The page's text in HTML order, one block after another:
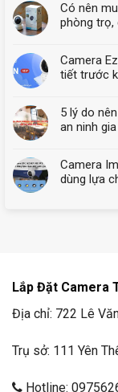
Có nên
phòng trọ,
Camera
tiết trước
5 lý do
an ninh
Camera
dùng lựa
Lắp Đặt Camera
Địa chỉ: 722 Lê
Trụ sở: 111 Yên
Hotline: